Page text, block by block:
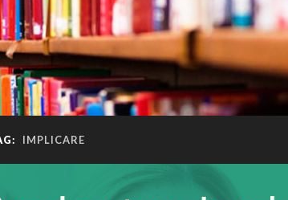
IMPLICARE